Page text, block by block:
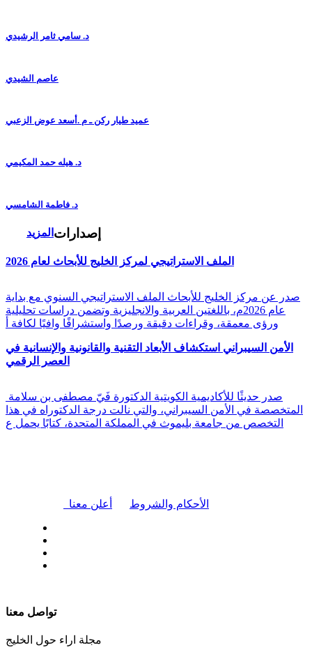
د. سامي ثامر الرشيدي
عاصم الشيدي
عميد طيار ركن ـ م .أسعد عوض الزعبي
د. هيله حمد المكيمي
د. فاطمة الشامسي
المزيد إصدارات
الملف الاستراتيجي لمركز الخليج للأبحاث لعام 2026
صدر عن مركز الخليج للأبحاث الملف الاستراتيجي السنوي مع بداية
عام 2026م، باللغتين العربية والانجليزية وتضمن دراسات تحليلية
ورؤى معمقة، وقراءات دقيقة ورصدًا واستشرافًا وافيًا لكافة أ
الأمن السيبراني استكشاف الأبعاد التقنية والقانونية والإنسانية في
العصر الرقمي
المتخصصة في الأمن السيبراني، والتي نالت درجة الدكتوراه في هذا
التخصص من جامعة بليموث في المملكة المتحدة، كتابًا يحمل ع
أعلن معنا الأحكام والشروط
تواصل معنا
مجلة اراء حول الخليج